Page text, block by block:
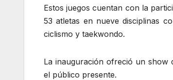
Estos juegos cuentan con la
53 atletas en nueve disciplinas
ciclismo y taekwondo.
La inauguración ofreció un show
el público presente.